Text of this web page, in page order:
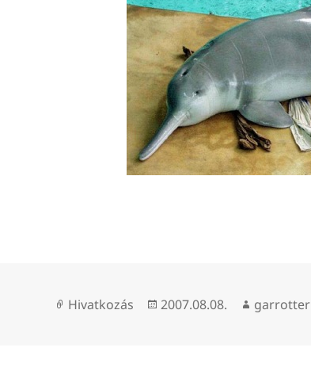
Forma
Hivatkozás Közzétéve
2007.08.08. Szerző
garrotter